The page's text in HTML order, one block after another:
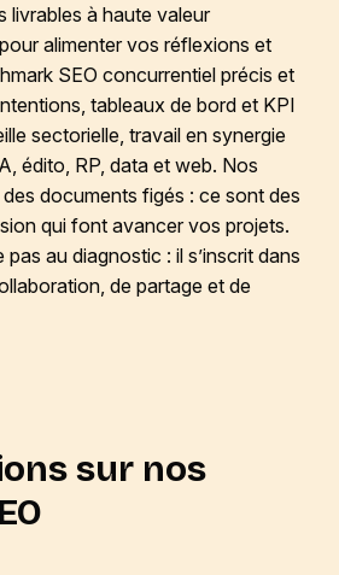
livrables à haute valeur
alimenter vos réflexions et
SEO concurrentiel précis et
tableaux de bord et KPI
sectorielle, travail en synergie
édito, RP, data et web. Nos
documents figés : ce sont des
qui font avancer vos projets.
pas au diagnostic : il s’inscrit dans
de partage et de
sur nos